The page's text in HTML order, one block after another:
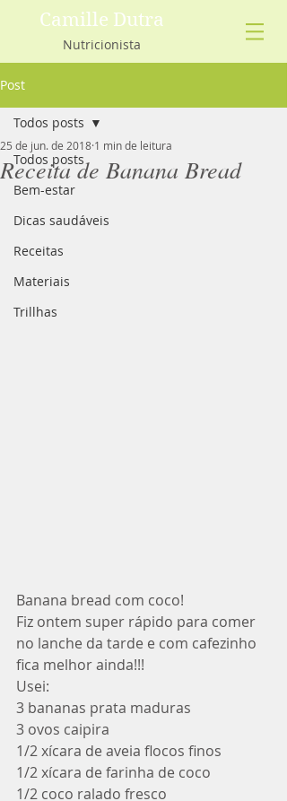
Camille Dutra
Nutricionista
Post
Todos posts
Bem-estar
Dicas saudáveis
Receitas
Materiais
Trillhas
Todos posts
Receita de Banana Bread
25 de jun. de 2018 1 min de leitura
Banana bread com coco!
Fiz ontem super rápido para comer
no lanche da tarde e com cafezinho
fica melhor ainda!!!
Usei:
3 bananas prata maduras
3 ovos caipira
1/2 xícara de aveia flocos finos
1/2 xícara de farinha de coco
1/2 coco ralado fresco